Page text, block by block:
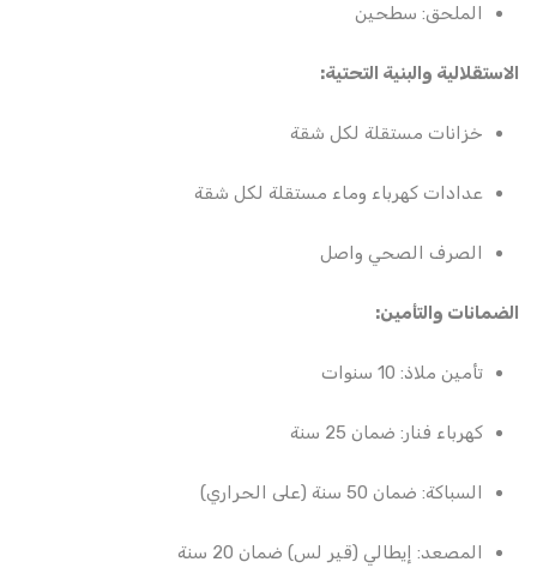
الملحق: سطحين
الاستقلالية والبنية التحتية:
خزانات مستقلة لكل شقة
عدادات كهرباء وماء مستقلة لكل شقة
الصرف الصحي واصل
الضمانات والتأمين:
تأمين ملاذ: 10 سنوات
كهرباء فنار: ضمان 25 سنة
السباكة: ضمان 50 سنة (على الحراري)
المصعد: إيطالي (قير لس) ضمان 20 سنة